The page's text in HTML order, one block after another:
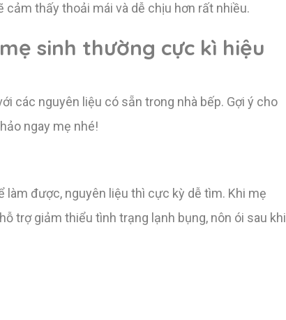
thấy thoải mái và dễ chịu hơn rất nhiều.
sinh thường cực kì hiệu
các nguyên liệu có sẵn trong nhà bếp. Gợi ý cho
ngay mẹ nhé!
được, nguyên liệu thì cực kỳ dễ tìm. Khi mẹ
trợ giảm thiểu tình trạng lạnh bụng, nôn ói sau khi